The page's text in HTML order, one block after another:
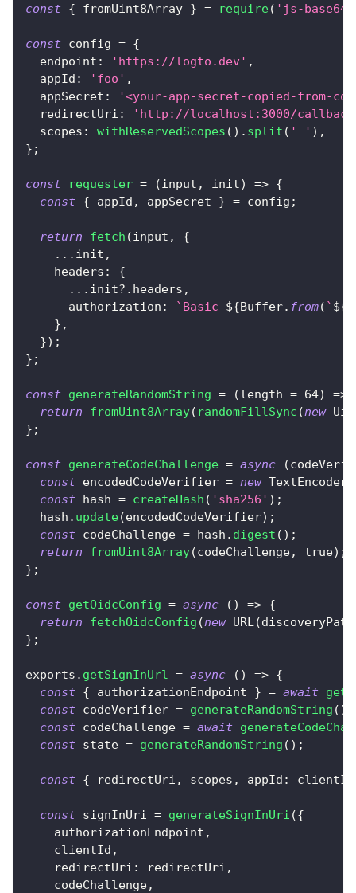
const { fromUint8Array } = require( 'js-base64'
const config = {
endpoint : 'https://logto.dev' ,
appId : 'foo' ,
appSecret :
'<your-app-secret-copied-from-
redirectUri :
'http://localhost:3000/
scopes : withReservedScopes ( ) . split ( ' ' ) ,
} ;
const requester = (input , init) => {
const { appId , appSecret } = config ;
return fetch (input ,
{
... init ,
headers :
{
... init?. headers ,
authorization : ` Basic ${Buffer. from( ` ${
} ,
}) ;
} ;
const generateRandomString = (length = 64) =>
return
fromUint8Array( randomFillSync (new
} ;
const generateCodeChallenge = async (
const encodedCodeVerifier = new TextEncoder
const hash = createHash ( 'sha256' ) ;
  hash
. update(encodedCodeVerifier) ;
const codeChallenge = hash . digest ( ) ;
return
fromUint8Array(codeChallenge, true) ;
} ;
const getOidcConfig = async ( ) => {
return
fetchOidcConfig (new URL(discoveryPath
} ;
exports . getSignInUrl = async ( ) => {
const { authorizationEndpoint } = await
const codeVerifier = generateRandomString ( )
const codeChallenge = await
const state = generateRandomString ( ) ;
const { redirectUri , scopes , appId :
const signInUri = generateSignInUri ({
    authorizationEndpoint
,
    clientId
,
redirectUri : redirectUri ,
    codeChallenge
,